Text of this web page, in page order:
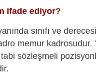
ifade ediyor?
sınıfı ve
memur kadrosudur.
sözleşmeli